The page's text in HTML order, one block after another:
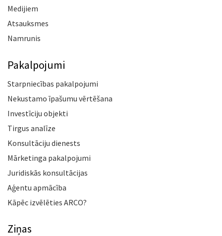
Medijiem
Atsauksmes
Namrunis
Pakalpojumi
Starpniecības pakalpojumi
Nekustamo īpašumu vērtēšana
Investīciju objekti
Tirgus analīze
Konsultāciju dienests
Mārketinga pakalpojumi
Juridiskās konsultācijas
Aģentu apmācība
Kāpēc izvēlēties ARCO?
Ziņas